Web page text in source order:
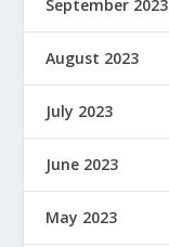
September 2023
August 2023
July 2023
June 2023
May 2023